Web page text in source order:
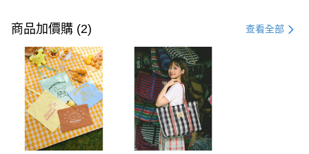
信用卡一次付款
購物金
超商取貨付款
LINE Pay
街口支付
商品加價購 (2) 查看全部